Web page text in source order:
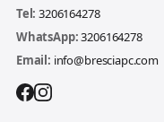
Tel: 3206164278
WhatsApp:3206164278
Email: info@bresciapc.com